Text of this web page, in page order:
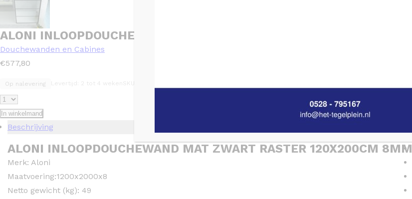
ALONI INLOOPDOUCHEWAND MAT ZWART RASTER 120X200CM 8MM
Douchewanden en Cabines
€577,80
Op nalevering
In winkelmand
Beschrijving
ALONI INLOOPDOUCHEWAND MAT ZWART RASTER 120X200CM 8MM
Merk: Aloni
Maatvoering:1200x2000x8
Netto gewicht (kg): 49